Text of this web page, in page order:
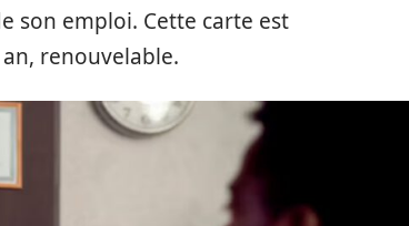
son emploi. Cette carte est
renouvelable.